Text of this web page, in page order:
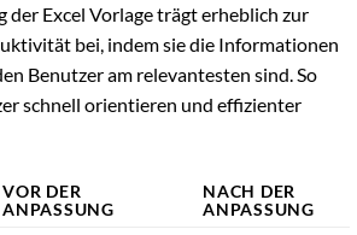
der Excel Vorlage trägt erheblich zur
bei, indem sie die Informationen
Benutzer am relevantesten sind. So
schnell orientieren und effizienter
VOR DER
ANPASSUNG
NACH DER
ANPASSUNG